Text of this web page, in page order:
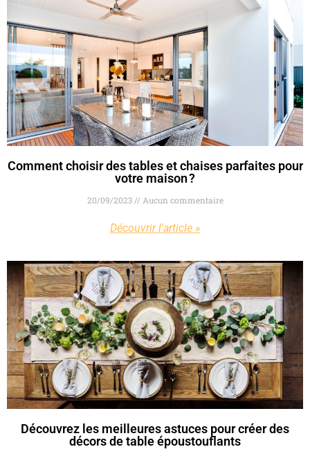
Comment choisir des tables et chaises parfaites pour
votre maison ?
20/09/2023 Aucun commentaire
Découvrir l'article »
Découvrez les meilleures astuces pour créer des
décors de table époustouflants